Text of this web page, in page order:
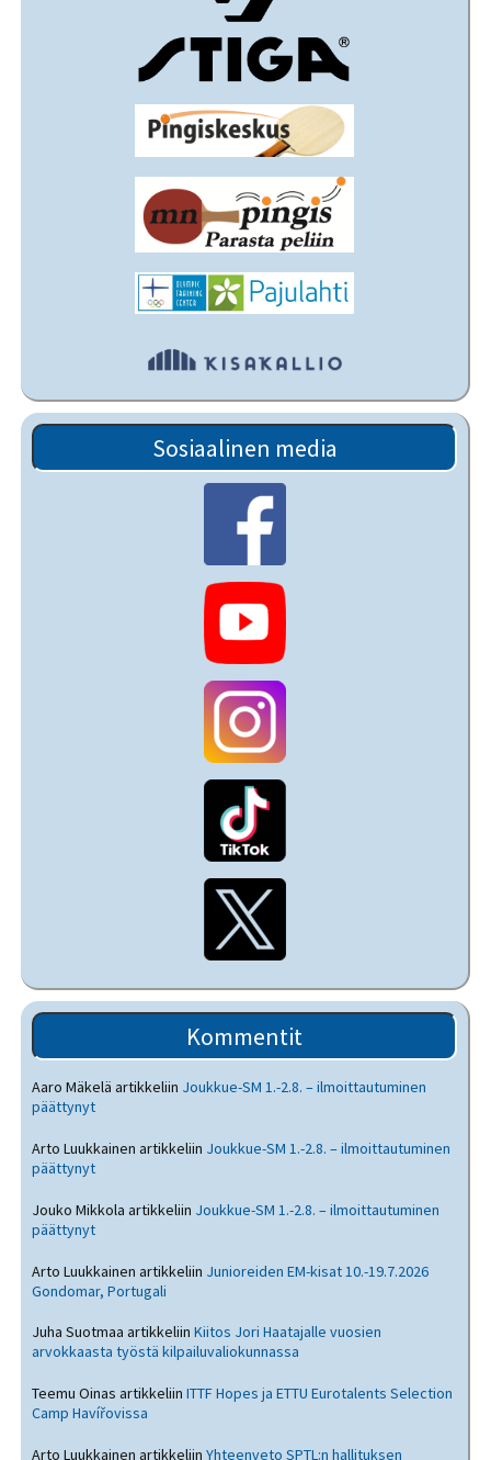
Sosiaalinen media
Kommentit
Aaro Mäkelä artikkeliin Joukkue-SM 1.-2.8. – ilmoittautuminen
päättynyt
Arto Luukkainen artikkeliin Joukkue-SM 1.-2.8. – ilmoittautuminen
päättynyt
Jouko Mikkola artikkeliin Joukkue-SM 1.-2.8. – ilmoittautuminen
päättynyt
Arto Luukkainen artikkeliin Junioreiden EM-kisat 10.-19.7.2026
Gondomar, Portugali
Juha Suotmaa artikkeliinKiitos Jori Haatajalle vuosien
arvokkaasta työstä kilpailuvaliokunnassa
Teemu Oinas artikkeliinITTF Hopes ja ETTU Eurotalents Selection
Camp Havířovissa
Arto Luukkainen artikkeliinYhteenveto SPTL:n hallituksen